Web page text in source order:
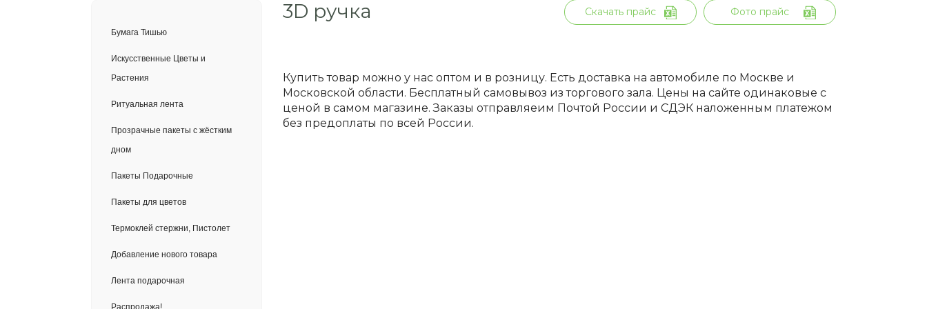
Бумага Тишью
Искусственные Цветы и
Растения
Ритуальная лента
Прозрачные пакеты с жёстким
дном
Пакеты Подарочные
Пакеты для цветов
Термоклей стержни, Пистолет
Добавление нового товара
Лента подарочная
Распродажа!
3D ручка Скачать прайс Фото прайс
Купить товар можно у нас оптом и в розницу. Есть доставка на автомобиле по Москве и
Московской области. Бесплатный самовывоз из торгового зала. Цены на сайте одинаковые с
ценой в самом магазине. Заказы отправляеим Почтой России и СДЭК наложенным платежом
без предоплаты по всей России.